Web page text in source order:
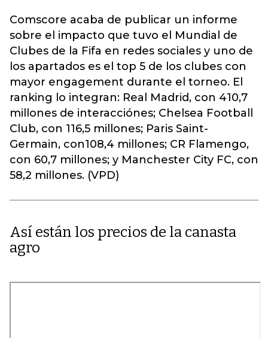
Comscore acaba de publicar un informe
sobre el impacto que tuvo el Mundial de
Clubes de la Fifa en redes sociales y uno de
los apartados es el top 5 de los clubes con
mayor engagement durante el torneo. El
ranking lo integran: Real Madrid, con 410,7
millones de interacciónes; Chelsea Football
Club, con 116,5 millones; Paris Saint-
Germain, con108,4 millones; CR Flamengo,
con 60,7 millones; y Manchester City FC, con
58,2 millones. (VPD)
Así están los precios de la canasta
agro